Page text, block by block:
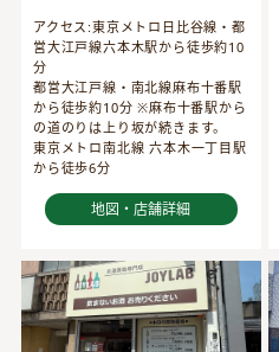
アクセス:東京メトロ日比谷線・都
営大江戸線六本木駅から徒歩約10
分
都営大江戸線・南北線麻布十番駅
から徒歩約10分 ※麻布十番駅から
の道のりは上り坂が続きます。
東京メトロ南北線 六本木一丁目駅
から徒歩6分
地図・店舗詳細